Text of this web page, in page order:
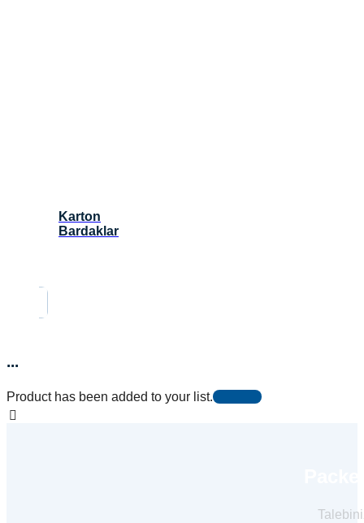
Karton
Bardaklar
...
Product has been added to your list.